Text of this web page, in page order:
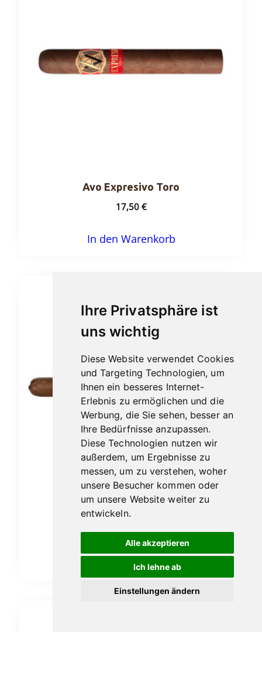
Ihre Privatsphäre ist
uns wichtig
Diese Website verwendet Cookies
und Targeting Technologien, um
Ihnen ein besseres Internet-
Erlebnis zu ermöglichen und die
Werbung, die Sie sehen, besser an
Ihre Bedürfnisse anzupassen.
Diese Technologien nutzen wir
außerdem, um Ergebnisse zu
messen, um zu verstehen, woher
unsere Besucher kommen oder
um unsere Website weiter zu
entwickeln.
Alle akzeptieren
Ich lehne ab
Einstellungen ändern
Avo Expresivo Toro
17,50€
In den Warenkorb
Freud Superego Lonsdale
18,90€
In den Warenkorb